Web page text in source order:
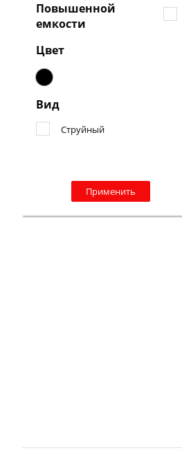
Повышенной
емкости
Цвет
Вид
Струйный
Применить